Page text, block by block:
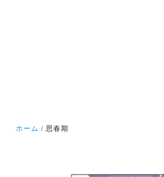
ホーム 思春期